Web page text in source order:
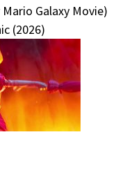
Mario Galaxy Movie)
(2026)